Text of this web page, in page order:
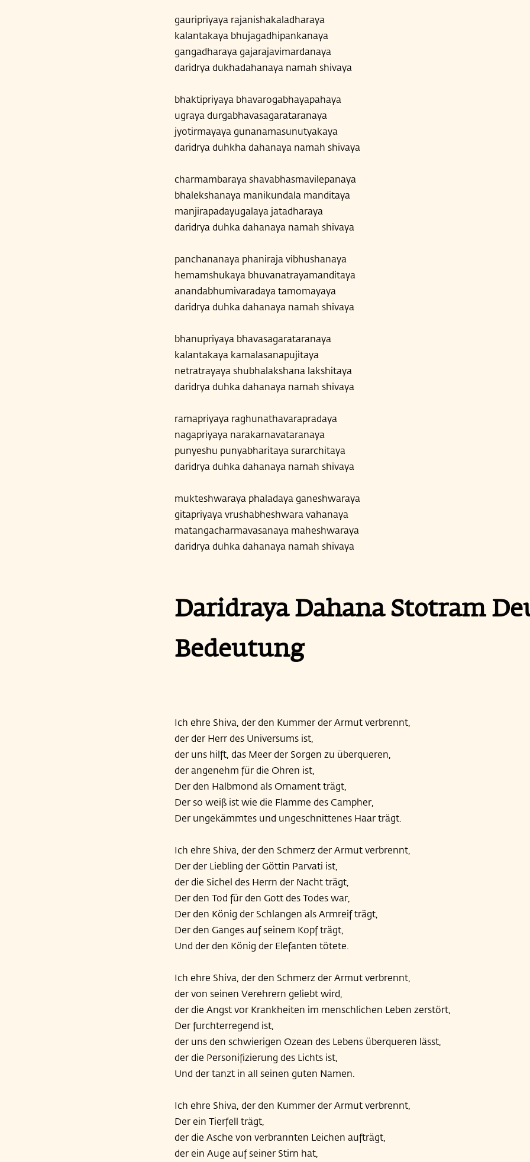
gauripriyaya rajanishakaladharaya
kalantakaya bhujagadhipankanaya
gangadharaya gajarajavimardanaya
daridrya dukhadahanaya namah shivaya
bhaktipriyaya bhavarogabhayapahaya
ugraya durgabhavasagarataranaya
jyotirmayaya gunanamasunutyakaya
daridrya duhkha dahanaya namah shivaya
charmambaraya shavabhasmavilepanaya
bhalekshanaya manikundala manditaya
manjirapadayugalaya jatadharaya
daridrya duhka dahanaya namah shivaya
panchananaya phaniraja vibhushanaya
hemamshukaya bhuvanatrayamanditaya
anandabhumivaradaya tamomayaya
daridrya duhka dahanaya namah shivaya
bhanupriyaya bhavasagarataranaya
kalantakaya kamalasanapujitaya
netratrayaya shubhalakshana lakshitaya
daridrya duhka dahanaya namah shivaya
ramapriyaya raghunathavarapradaya
nagapriyaya narakarnavataranaya
punyeshu punyabharitaya surarchitaya
daridrya duhka dahanaya namah shivaya
mukteshwaraya phaladaya ganeshwaraya
gitapriyaya vrushabheshwara vahanaya
matangacharmavasanaya maheshwaraya
daridrya duhka dahanaya namah shivaya
Daridraya Dahana Stotram
Bedeutung
Ich ehre Shiva, der den Kummer der Armut verbrennt,
der der Herr des Universums ist,
der uns hilft, das Meer der Sorgen zu überqueren,
der angenehm für die Ohren ist,
Der den Halbmond als Ornament trägt,
Der so weiß ist wie die Flamme des Campher,
Der ungekämmtes und ungeschnittenes Haar trägt.
Ich ehre Shiva, der den Schmerz der Armut verbrennt,
Der der Liebling der Göttin Parvati ist,
der die Sichel des Herrn der Nacht trägt,
Der den Tod für den Gott des Todes war,
Der den König der Schlangen als Armreif trägt,
Der den Ganges auf seinem Kopf trägt,
Und der den König der Elefanten tötete.
Ich ehre Shiva, der den Schmerz der Armut verbrennt,
der von seinen Verehrern geliebt wird,
der die Angst vor Krankheiten im menschlichen Leben zerstört,
Der furchterregend ist,
der uns den schwierigen Ozean des Lebens überqueren lässt,
der die Personifizierung des Lichts ist,
Und der tanzt in all seinen guten Namen.
Ich ehre Shiva, der den Kummer der Armut verbrennt,
Der ein Tierfell trägt,
der die Asche von verbrannten Leichen aufträgt,
der ein Auge auf seiner Stirn hat,